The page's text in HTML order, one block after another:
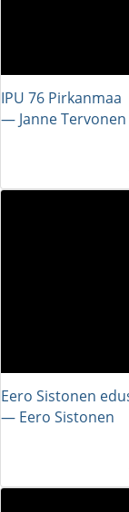
IPU 76 Pirkanmaa
― Janne Tervonen
Eero Sistonen
― Eero Sistonen